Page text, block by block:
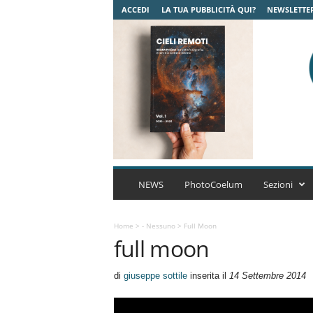
ACCEDI LA TUA PUBBLICITÀ QUI?
C
r
NEWS PhotoCoelum Sezioni
Home > - Nessuno> Full Moon
full moon
di giuseppe sottileinserita il 14 Settembre 2014